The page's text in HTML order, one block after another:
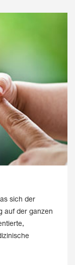
sich der
auf der ganzen